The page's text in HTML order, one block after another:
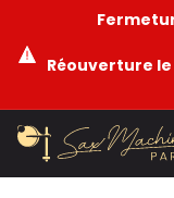
Réouverture le